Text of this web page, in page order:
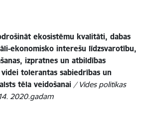
ekosistēmu kvalitāti, dabas
ekonomisko interešu līdzsvarotību,
izpratnes un atbildības
tolerantas sabiedrības un
tēla veidošanai / Vides politikas
2020.gadam